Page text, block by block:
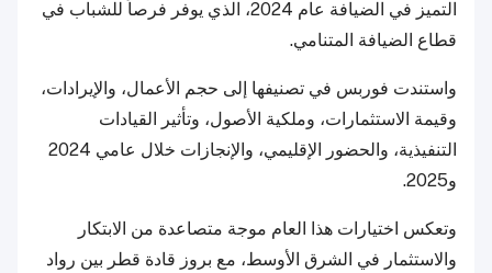
التميز في الضيافة عام 2024، الذي يوفر فرصاً للشباب في
قطاع الضيافة المتنامي.
واستندت فوربس في تصنيفها إلى حجم الأعمال، والإيرادات،
وقيمة الاستثمارات، وملكية الأصول، وتأثير القيادات
التنفيذية، والحضور الإقليمي، والإنجازات خلال عامي 2024
و2025.
وتعكس اختيارات هذا العام موجة متصاعدة من الابتكار
والاستثمار في الشرق الأوسط، مع بروز قادة قطر بين رواد